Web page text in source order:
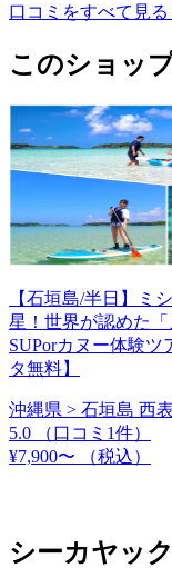
口コミをすべて見る
このショッ
【石垣島/半日】ミ
星！世界が認めた
SUPorカヌー体験ツ
タ無料】
沖縄県 > 石垣島 西
5.0
（口コミ1件）
¥7,900〜
（税込）
シーカヤッ